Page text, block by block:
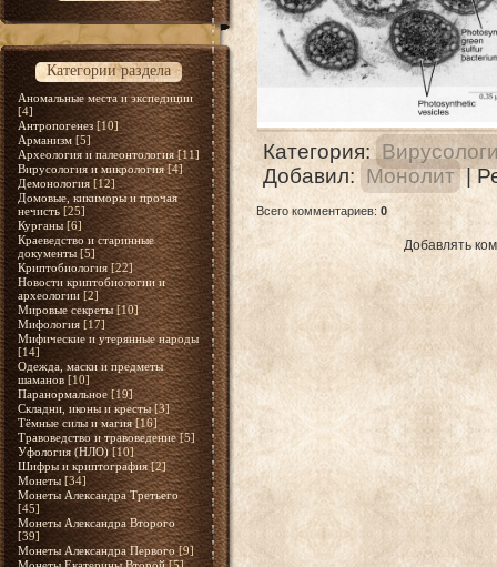
Категории раздела
Аномальные места и экспедиции
[4]
Антропогенез [10]
Арманизм [5]
Археология и палеонтология [11]
Вирусология и микрология [4]
Демонология [12]
Домовые, кикиморы и прочая
нечисть [25]
Курганы [6]
Краеведство и старинные
документы [5]
Криптобиология [22]
Новости криптобиологии и
археологии [2]
Мировые секреты [10]
Мифология [17]
Мифические и утерянные народы
[14]
Одежда, маски и предметы
шаманов [10]
Паранормальное [19]
Складни, иконы и кресты [3]
Тёмные силы и магия [16]
Травоведство и травоведение [5]
Уфология (НЛО) [10]
Шифры и криптография [2]
Монеты [34]
Монеты Александра Третьего
[45]
Монеты Александра Второго
[39]
Монеты Александра Первого [9]
Категория:
Добавил: Монолит |
Всего комментариев: 0
Добавлять